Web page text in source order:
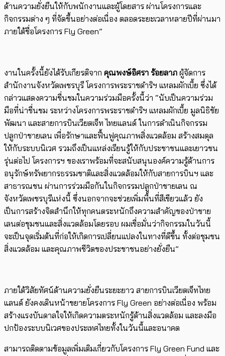
ด้านความยั่งยืนให้กับพนักงานและผู้โดยสาร ผ่านโครงการและ
กิจกรรมต่าง ๆ ที่จัดขึ้นอย่างต่อเนื่อง ตลอดระยะเวลาหลายปีที่ผ่านมา
ภายใต้ชื่อโครงการ Fly Green”
งานในครั้งนี้ยังได้รับเกียรติจาก คุณพงษ์อิศรา ร้อยลาภ ผู้จัดการ
สำนักงานจังหวัดเพชรบุรี โครงการพระราชดำริฯ แหลมผักเบี้ย ซึ่งได้
กล่าวแสดงความชื่นชมในความร่วมมือครั้งนี้ว่า “นับเป็นความร่วม
มือที่น่าชื่นชม ระหว่างโครงการพระราชดำริฯ แหลมผักเบี้ย มูลนิธิชัย
พัฒนา และสายการบินเวียตเจ็ท ไทยแลนด์ ในการดำเนินกิจกรรม
ปลูกป่าชายเลน เพื่อรักษาและฟื้นฟูคุณภาพสิ่งแวดล้อม สร้างสมดุล
ให้กับระบบนิเวศ รวมถึงเป็นแหล่งเรียนรู้ให้กับประชาชนและเยาวชน
รุ่นต่อไป โครงการฯ ของเราพร้อมที่จะสนับสนุนองค์ความรู้ด้านการ
อนุรักษ์ทรัพยากรธรรมชาติและสิ่งแวดล้อมให้กับสายการบินฯ และ
สาธารณชน ผ่านการร่วมมือกันในกิจกรรมปลูกป่าชายเลน ณ
จังหวัดเพชรบุรีแห่งนี้ ซึ่งนอกจากจะช่วยเพิ่มพื้นที่สีเขียวแล้ว ยัง
เป็นการสร้างจิตสำนึกให้ทุกคนตระหนักถึงความสำคัญของป่าชาย
เลนต่อชุมชนและสิ่งแวดล้อมโดยรอบ ผมเชื่อมั่นว่ากิจกรรมในวันนี้
จะเป็นจุดเริ่มต้นที่ก่อให้เกิดการเปลี่ยนแปลงในทางที่ดีขึ้น ทั้งต่อชุมชน
สิ่งแวดล้อม และคุณภาพชีวิตของประชาชนอย่างยั่งยืน”
ภายใต้วิสัยทัศน์ด้านความยั่งยืนระยะยาว สายการบินเวียตเจ็ทไทย
แลนด์ ยังคงเดินหน้าขยายโครงการ Fly Green อย่างต่อเนื่อง พร้อม
สร้างแรงบันดาลใจให้เกิดความตระหนักรู้ด้านสิ่งแวดล้อม และลงมือ
ปกป้องระบบนิเวศของประเทศไทยทั้งในวันนี้และอนาคต
สามารถติดตามข้อมูลเพิ่มเติมเกี่ยวกับโครงการ Fly Green Fund และ